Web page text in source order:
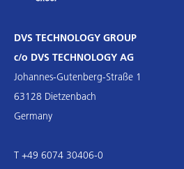
DVS TECHNOLOGY GROUP
c/o DVS TECHNOLOGY AG
Johannes-Gutenberg-Straße 1
63128 Dietzenbach
Germany
T +49 6074 30406-0